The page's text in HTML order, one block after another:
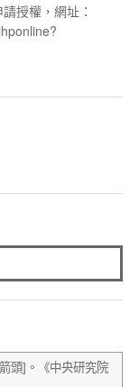
授權，網址：